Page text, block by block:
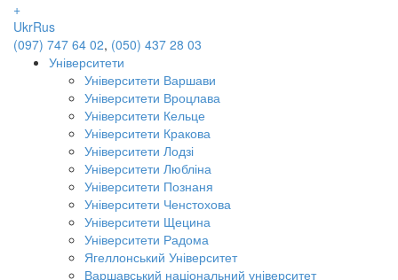
+
UkrRus
(097) 747 64 02, (050) 437 28 03
Університети
Університети Варшави
Університети Вроцлава
Університети Кельце
Університети Кракова
Університети Лодзі
Університети Любліна
Університети Познаня
Університети Ченстохова
Університети Щецина
Університети Радома
Ягеллонський Університет
Варшавський національний університет